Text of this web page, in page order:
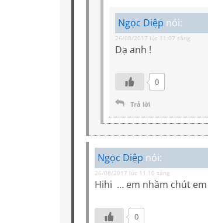
Ngọc Diệp nói:
26/08/2017 lúc 11:07 sáng
Dạ anh !
0
Trả lời
Ngọc Diệp nói:
26/08/2017 lúc 11:10 sáng
Hihi … em nhầm chút
0